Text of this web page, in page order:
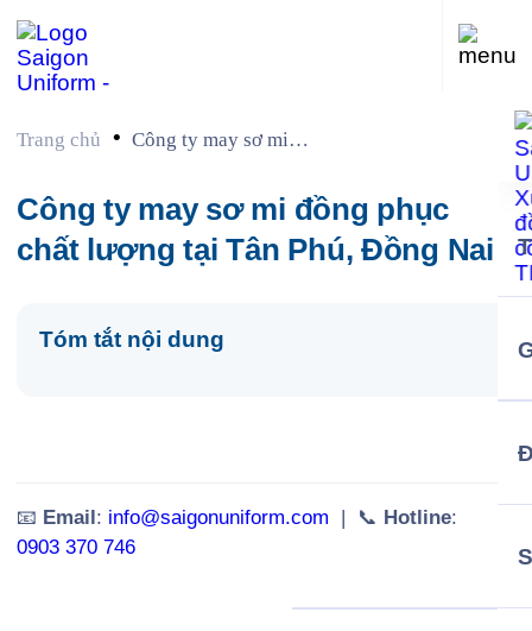
Trang chủ • Công ty may sơ mi
lượng tại Tân Phú,
Đồng Nai
Công ty may sơ mi đồng phục
chất lượng tại Tân Phú, Đồng Nai
Tóm tắt nội dung
📧 Email: info@saigonuniform.com | 📞 Hotline:
0903 370 746